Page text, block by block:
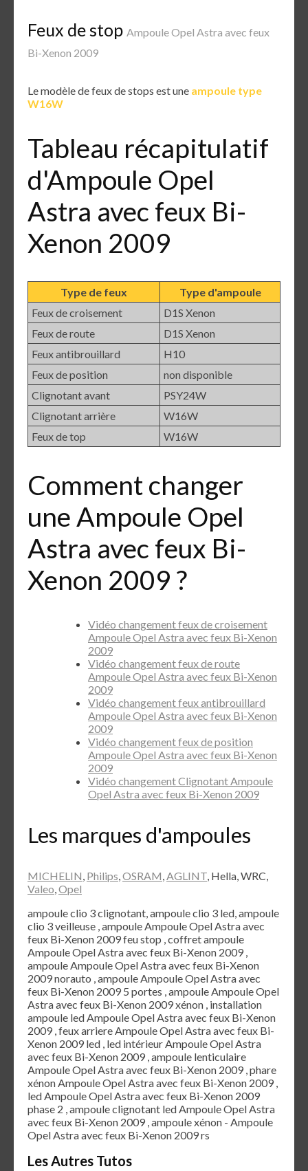
Feux de stop Ampoule Opel Astra avec feux
Bi-Xenon 2009
Le modèle de feux de stops est une ampoule type
W16W
Tableau récapitulatif
d'Ampoule Opel
Astra avec feux Bi-
Xenon 2009
Type de feux
Type d'ampoule
Feux de croisement
D1S Xenon
Feux de route
D1S Xenon
Feux antibrouillard
H10
Feux de position
non disponible
Clignotant avant
PSY24W
Clignotant arrière
W16W
Feux de top
W16W
Comment changer
une Ampoule Opel
Astra avec feux Bi-
Xenon 2009 ?
Vidéo changement feux de croisement
Ampoule Opel Astra avec feux Bi-Xenon
2009
Vidéo changement feux de route
Ampoule Opel Astra avec feux Bi-Xenon
2009
Vidéo changement feux antibrouillard
Ampoule Opel Astra avec feux Bi-Xenon
2009
Vidéo changement feux de position
Ampoule Opel Astra avec feux Bi-Xenon
2009
Vidéo changement Clignotant Ampoule
Opel Astra avec feux Bi-Xenon 2009
Les marques d'ampoules
MICHELIN, Philips,OSRAM,AGLINT, Hella, WRC,
Valeo,Opel
ampoule clio 3 clignotant, ampoule clio 3 led, ampoule
clio 3 veilleuse , ampoule Ampoule Opel Astra avec
feux Bi-Xenon 2009 feu stop , coffret ampoule
Ampoule Opel Astra avec feux Bi-Xenon 2009 ,
ampoule Ampoule Opel Astra avec feux Bi-Xenon
2009 norauto , ampoule Ampoule Opel Astra avec
feux Bi-Xenon 2009 5 portes , ampoule Ampoule Opel
Astra avec feux Bi-Xenon 2009 xénon , installation
ampoule led Ampoule Opel Astra avec feux Bi-Xenon
2009 , feux arriere Ampoule Opel Astra avec feux Bi-
Xenon 2009 led , led intérieur Ampoule Opel Astra
avec feux Bi-Xenon 2009 , ampoule lenticulaire
Ampoule Opel Astra avec feux Bi-Xenon 2009 , phare
xénon Ampoule Opel Astra avec feux Bi-Xenon 2009 ,
led Ampoule Opel Astra avec feux Bi-Xenon 2009
phase 2 , ampoule clignotant led Ampoule Opel Astra
avec feux Bi-Xenon 2009 , ampoule xénon - Ampoule
Opel Astra avec feux Bi-Xenon 2009 rs
Les Autres Tutos